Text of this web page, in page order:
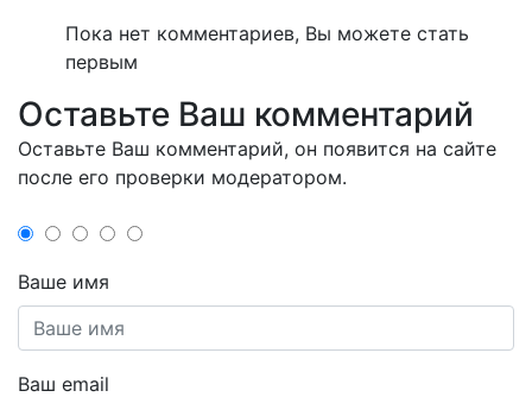
Пока нет комментариев, Вы можете стать
первым
Оставьте Ваш комментарий
Оставьте Ваш комментарий, он появится на сайте
после его проверки модератором.
Ваше имя
Ваш email